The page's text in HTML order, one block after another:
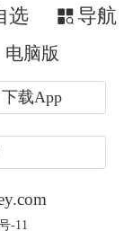
智能复合型
智能技术
符合我国
创新发展
初显。
年大涨超
选 导航
电脑版
下载App
-11